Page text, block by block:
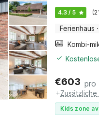
4.3 / 5
Ferienhaus ·
€603 pro
+Zusätzliche
Kids zone